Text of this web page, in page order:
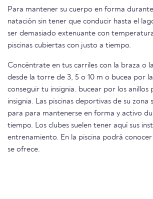
Para mantener su cuerpo en forma
natación sin tener que conducir hasta el
ser demasiado extenuante con
piscinas cubiertas con justo a tiempo.
Concéntrate en tus carriles con la braza o
desde la torre de 3, 5 o 10 m o bucea por
conseguir tu insignia. bucear por los anillos
insignia. Las piscinas deportivas de su zona
para para mantenerse en forma y activo
tiempo. Los clubes suelen tener aquí sus
entrenamiento. En la piscina podrá
se ofrece.